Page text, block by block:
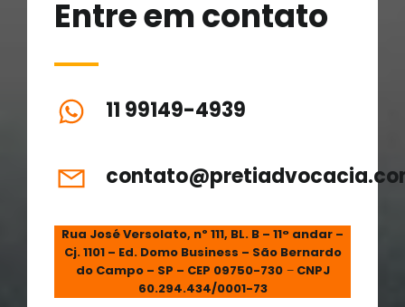
Entre em contato
11 99149-4939
Rua José Versolato, nº 111, BL. B – 11° andar –
Cj. 1101 – Ed. Domo Business – São Bernardo
do Campo – SP – CEP 09750-730–CNPJ
60.294.434/0001-73